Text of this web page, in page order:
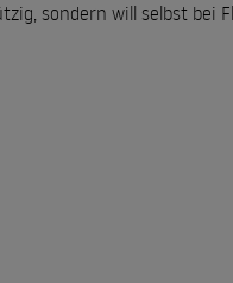
sondern will selbst bei